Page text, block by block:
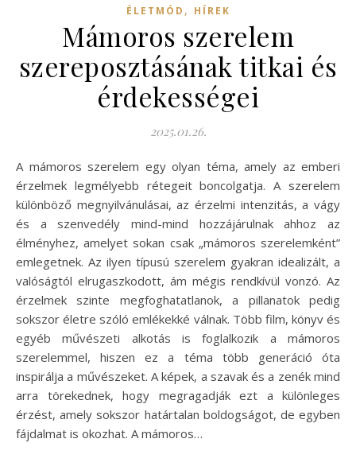
ÉLETMÓD , HÍREK
Mámoros szerelem
szereposztásának titkai és
érdekességei
2025.01.26.
A mámoros szerelem egy olyan téma, amely az emberi
érzelmek legmélyebb rétegeit boncolgatja. A szerelem
különböző megnyilvánulásai, az érzelmi intenzitás, a vágy
és a szenvedély mind-mind hozzájárulnak ahhoz az
élményhez, amelyet sokan csak „mámoros szerelemként”
emlegetnek. Az ilyen típusú szerelem gyakran idealizált, a
valóságtól elrugaszkodott, ám mégis rendkívül vonzó. Az
érzelmek szinte megfoghatatlanok, a pillanatok pedig
sokszor életre szóló emlékekké válnak. Több film, könyv és
egyéb művészeti alkotás is foglalkozik a mámoros
szerelemmel, hiszen ez a téma több generáció óta
inspirálja a művészeket. A képek, a szavak és a zenék mind
arra törekednek, hogy megragadják ezt a különleges
érzést, amely sokszor határtalan boldogságot, de egyben
fájdalmat is okozhat. A mámoros…